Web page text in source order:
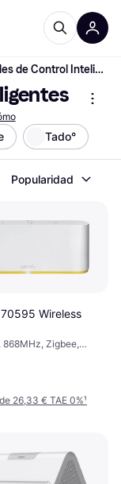
Unidades de Control Inteligentes
Tado°
Popularidad
Wireless
868MHz, Zigbee,
26,33 € TAE 0%¹